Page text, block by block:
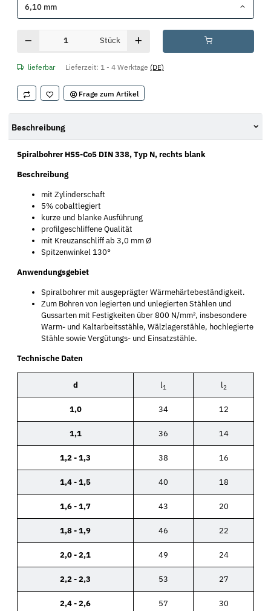
6,10 mm
Stück
lieferbar Lieferzeit: 1 - 4 Werktage (DE)
Frage zum Artikel
Beschreibung
Spiralbohrer HSS-Co5 DIN 338, Typ N, rechts blank
Beschreibung
mit Zylinderschaft
5% cobaltlegiert
kurze und blanke Ausführung
profilgeschliffene Qualität
mit Kreuzanschliff ab 3,0 mm Ø
Spitzenwinkel 130°
Anwendungsgebiet
Spiralbohrer mit ausgeprägter Wärmehärtebeständigkeit.
Zum Bohren von legierten und unlegierten Stählen und
Gussarten mit Festigkeiten über 800 N/mm², insbesondere
Warm- und Kaltarbeitsstähle, Wälzlagerstähle, hochlegierte
Stähle sowie Vergütungs- und Einsatzstähle.
Technische Daten
d l1 l2
1,0 34 12
1,1 36 14
1,2 - 1,3 38 16
1,4 - 1,5 40 18
1,6 - 1,7 43 20
1,8 - 1,9 46 22
2,0 - 2,1 49 24
2,2 - 2,3 53 27
2,4 - 2,6 57 30